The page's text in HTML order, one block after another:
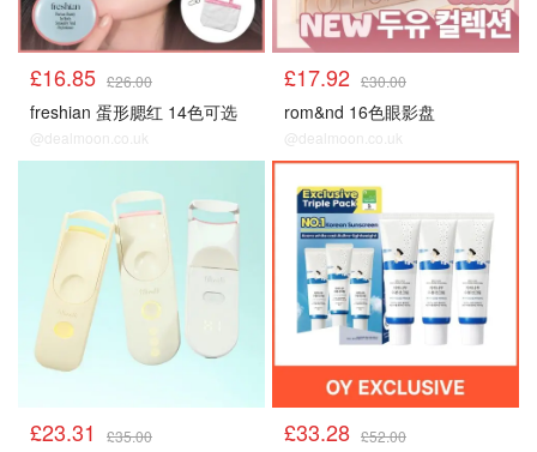
£16.85 £26.00
freshian 蛋形腮红 14色可选
@dealmoon.co.uk
£17.92 £30.00
rom&nd 16色眼影盘
@dealmoon.co.uk
£23.31 £35.00 £33.28 £52.00